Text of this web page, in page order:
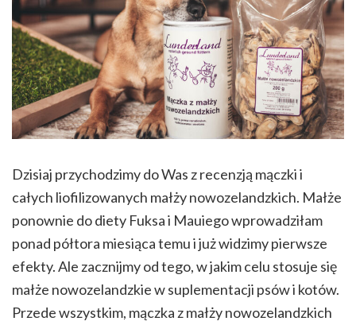
Dzisiaj przychodzimy do Was z recenzją mączki i
całych liofilizowanych małży nowozelandzkich. Małże
ponownie do diety Fuksa i Mauiego wprowadziłam
ponad półtora miesiąca temu i już widzimy pierwsze
efekty. Ale zacznijmy od tego, w jakim celu stosuje się
małże nowozelandzkie w suplementacji psów i kotów.
Przede wszystkim, mączka z małży nowozelandzkich